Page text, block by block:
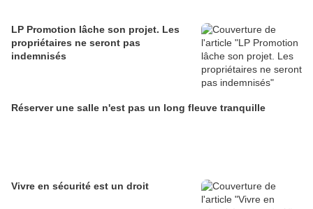
LP Promotion lâche son projet. Les
propriétaires ne seront pas
indemnisés
Réserver une salle n'est pas un long fleuve tranquille
Vivre en sécurité est un droit